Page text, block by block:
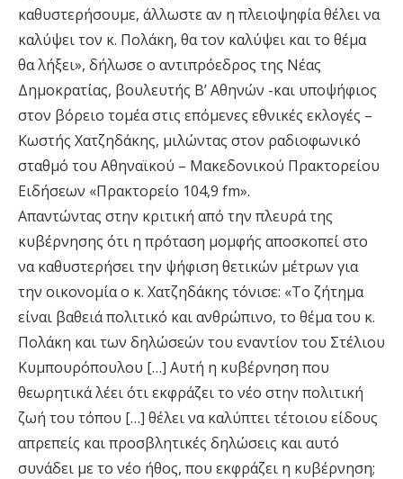
καθυστερήσουμε, άλλωστε αν η πλειοψηφία θέλει να
καλύψει τον κ. Πολάκη, θα τον καλύψει και το θέμα
θα λήξει», δήλωσε ο αντιπρόεδρος της Νέας
Δημοκρατίας, βουλευτής Β’ Αθηνών -και υποψήφιος
στον βόρειο τομέα στις επόμενες εθνικές εκλογές –
Κωστής Χατζηδάκης, μιλώντας στον ραδιοφωνικό
σταθμό του Αθηναϊκού – Μακεδονικού Πρακτορείου
Ειδήσεων «Πρακτορείο 104,9 fm».
Απαντώντας στην κριτική από την πλευρά της
κυβέρνησης ότι η πρόταση μομφής αποσκοπεί στο
να καθυστερήσει την ψήφιση θετικών μέτρων για
την οικονομία ο κ. Χατζηδάκης τόνισε: «Το ζήτημα
είναι βαθειά πολιτικό και ανθρώπινο, το θέμα του κ.
Πολάκη και των δηλώσεών του εναντίον του Στέλιου
Κυμπουρόπουλου […] Αυτή η κυβέρνηση που
θεωρητικά λέει ότι εκφράζει το νέο στην πολιτική
ζωή του τόπου […] θέλει να καλύπτει τέτοιου είδους
απρεπείς και προσβλητικές δηλώσεις και αυτό
συνάδει με το νέο ήθος, που εκφράζει η κυβέρνηση;